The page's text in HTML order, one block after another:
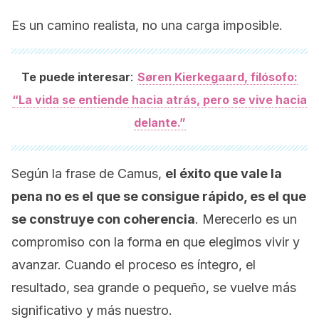
Es un camino realista, no una carga imposible.
Te puede interesar: Søren Kierkegaard, filósofo:
“La vida se entiende hacia atrás, pero se vive hacia
delante.”
Según la frase de Camus, el éxito que vale la
pena no es el que se consigue rápido, es el que
se construye con coherencia. Merecerlo es un
compromiso con la forma en que elegimos vivir y
avanzar. Cuando el proceso es íntegro, el
resultado, sea grande o pequeño, se vuelve más
significativo y más nuestro.